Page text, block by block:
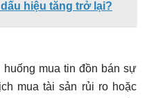
hiệu tăng trở lại?
mua tin đồn bán sự
mua tài sản rủi ro hoặc